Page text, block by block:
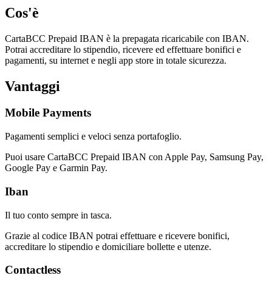
Cos'è
CartaBCC Prepaid IBAN è la prepagata ricaricabile con IBAN.
Potrai accreditare lo stipendio, ricevere ed effettuare bonifici e
pagamenti, su internet e negli app store in totale sicurezza.
Vantaggi
Mobile Payments
Pagamenti semplici e veloci senza portafoglio.
Puoi usare CartaBCC Prepaid IBAN con Apple Pay, Samsung Pay,
Google Pay e Garmin Pay.
Iban
Il tuo conto sempre in tasca.
Grazie al codice IBAN potrai effettuare e ricevere bonifici,
accreditare lo stipendio e domiciliare bollette e utenze.
Contactless